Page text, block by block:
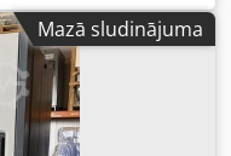
kW Jauda 1,95 m3/min
Ražošanas gads
Mazā sludinājuma